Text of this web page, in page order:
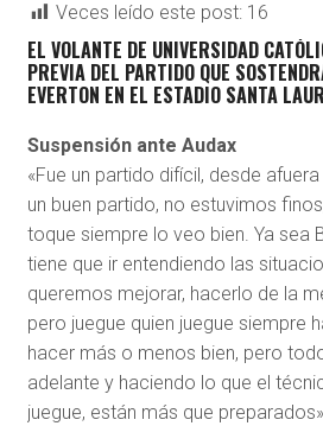
Veces leído este post: 16
EL VOLANTE DE UNIVERSIDAD
PREVIA DEL PARTIDO QUE
EVERTON EN EL ESTADIO SANTA
Suspensión ante Audax
«Fue un partido difícil, desde
un buen partido, no estuvimos
toque siempre lo veo bien. Ya sea
tiene que ir entendiendo las
queremos mejorar, hacerlo de la
pero juegue quien juegue siempre
hacer más o menos bien, pero
adelante y haciendo lo que el
juegue, están más que